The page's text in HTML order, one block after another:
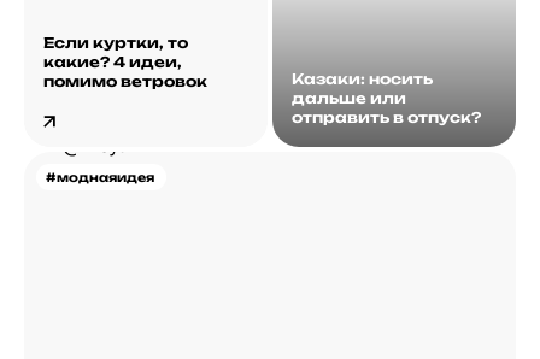
Если куртки, то
какие? 4 идеи,
помимо ветровок
Казаки: носить
дальше или
отправить в отпуск?
#моднаяидея